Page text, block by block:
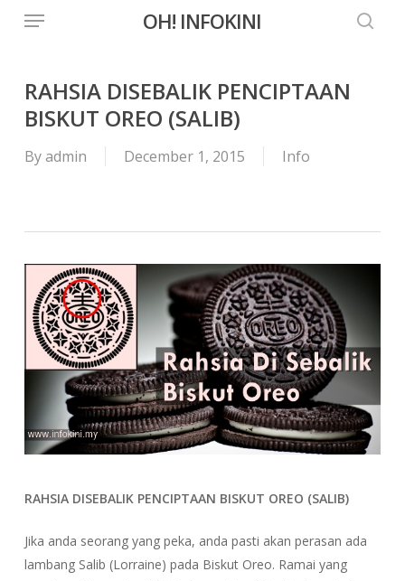
content
OH! INFOKINI
Menu
RAHSIA DISEBALIK PENCIPTAAN
BISKUT OREO (SALIB)
Byadmin December 1, 2015 Info
RAHSIA DISEBALIK PENCIPTAAN BISKUT OREO (SALIB)
Jika anda seorang yang peka, anda pasti akan perasan ada
lambang Salib (Lorraine) pada Biskut Oreo. Ramai yang